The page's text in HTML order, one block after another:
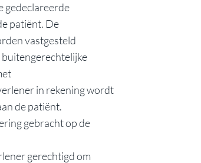
gedeclareerde
patiënt. De
vastgesteld
in rekening wordt
de patiënt.
gebracht op de
gerechtigd om